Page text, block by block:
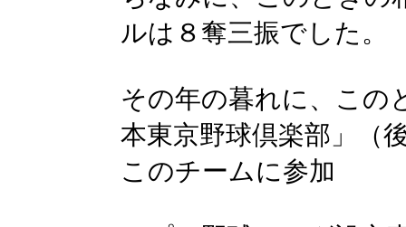
ルは８奪三振でした。
その年の暮れに、この
本東京野球倶楽部」（
このチームに参加